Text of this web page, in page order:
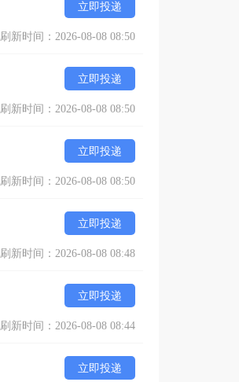
立即投递
刷新时间：2026-08-08 08:50
立即投递
刷新时间：2026-08-08 08:50
立即投递
刷新时间：2026-08-08 08:50
立即投递
刷新时间：2026-08-08 08:48
立即投递
刷新时间：2026-08-08 08:44
立即投递